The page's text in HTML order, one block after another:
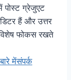
ग्रेजुएट
हैं और उत्तर
फोकस रखते
मेंसंपर्क